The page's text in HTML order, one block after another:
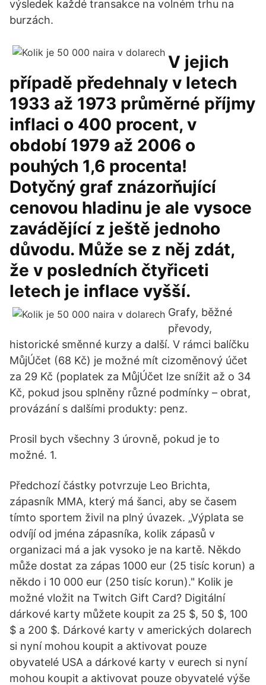
výsledek každé transakce na volném trhu na
burzách.
V jejich
případě předehnaly v letech
1933 až 1973 průměrné příjmy
inflaci o 400 procent, v
období 1979 až 2006 o
pouhých 1,6 procenta!
Dotyčný graf znázorňující
cenovou hladinu je ale vysoce
zavádějící z ještě jednoho
důvodu. Může se z něj zdát,
že v posledních čtyřiceti
letech je inflace vyšší.
Grafy, běžné
převody,
historické směnné kurzy a další. V rámci balíčku
MůjÚčet (68 Kč) je možné mít cizoměnový účet
za 29 Kč (poplatek za MůjÚčet lze snížit až o 34
Kč, pokud jsou splněny různé podmínky – obrat,
provázání s dalšími produkty: penz.
Prosil bych všechny 3 úrovně, pokud je to
možné. 1.
Předchozí částky potvrzuje Leo Brichta,
zápasník MMA, který má šanci, aby se časem
tímto sportem živil na plný úvazek. „Výplata se
odvíjí od jména zápasníka, kolik zápasů v
organizaci má a jak vysoko je na kartě. Někdo
může dostat za zápas 1000 eur (25 tisíc korun) a
někdo i 10 000 eur (250 tisíc korun)." Kolik je
možné vložit na Twitch Gift Card? Digitální
dárkové karty můžete koupit za 25 $, 50 $, 100
$ a 200 $. Dárkové karty v amerických dolarech
si nyní mohou koupit a aktivovat pouze
obyvatelé USA a dárkové karty v eurech si nyní
mohou koupit a aktivovat pouze obyvatelé výše